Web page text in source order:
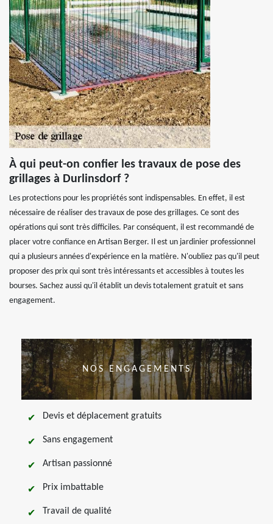
À qui peut-on confier les travaux de pose des
grillages à Durlinsdorf ?
Les protections pour les propriétés sont indispensables. En effet, il est
nécessaire de réaliser des travaux de pose des grillages. Ce sont des
opérations qui sont très difficiles. Par conséquent, il est recommandé de
placer votre confiance en Artisan Berger. Il est un jardinier professionnel
qui a plusieurs années d'expérience en la matière. N'oubliez pas qu'il peut
proposer des prix qui sont très intéressants et accessibles à toutes les
bourses. Sachez aussi qu'il établit un devis totalement gratuit et sans
engagement.
NOS ENGAGEMENTS
Devis et déplacement gratuits
Sans engagement
Artisan passionné
Prix imbattable
Travail de qualité